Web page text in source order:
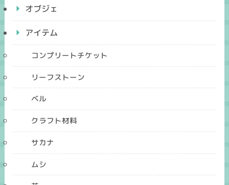
オブジェ
アイテム
コンプリートチケット
リーフストーン
ベル
クラフト材料
サカナ
ムシ